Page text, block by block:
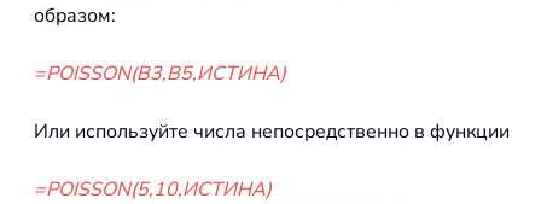
образом:
=POISSON(B3,B5,ИСТИНА)
Или используйте числа непосредственно в функции
=POISSON(5,10,ИСТИНА)